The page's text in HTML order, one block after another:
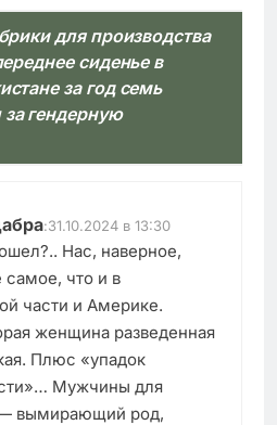
для производства
сиденье в
за год семь
гендерную
:31.10.2024 в 13:30
Нас, наверное,
самое, что и в
части и Америке.
женщина разведенная
Плюс «упадок
Мужчины для
вымирающий род,